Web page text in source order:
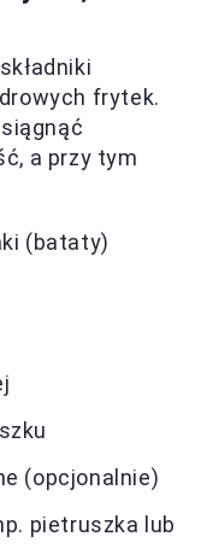
frytek.
a przy tym
(bataty)
(opcjonalnie)
pietruszka lub